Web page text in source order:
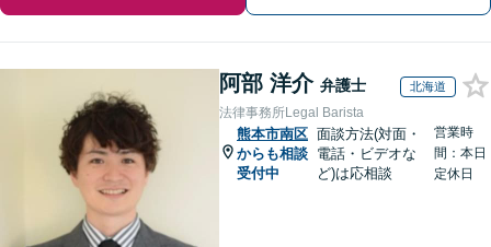
阿部 洋介 弁護士 北海道
法律事務所Legal Barista
熊本市南区
からも相談
受付中
面談方法(対面・
電話・ビデオな
ど)は応相談
営業時
間：本日
定休日